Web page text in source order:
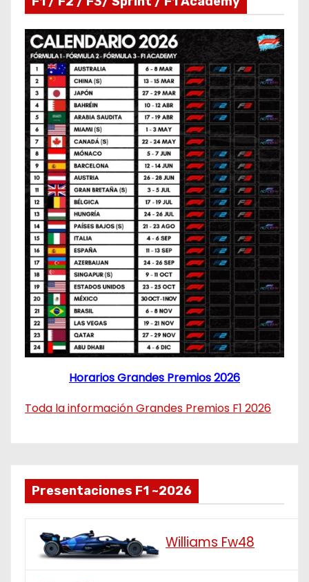
Horarios Grandes Premios 2026
Toda la información Grandes Premios F1 2026
Presentaciones F1 ~2026
Williams Fw48